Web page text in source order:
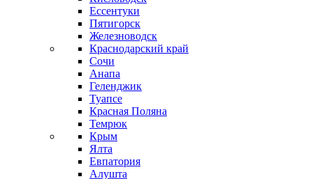
Ессентуки
Пятигорск
Железноводск
Краснодарский край
Сочи
Анапа
Геленджик
Туапсе
Красная Поляна
Темрюк
Крым
Ялта
Евпатория
Алушта